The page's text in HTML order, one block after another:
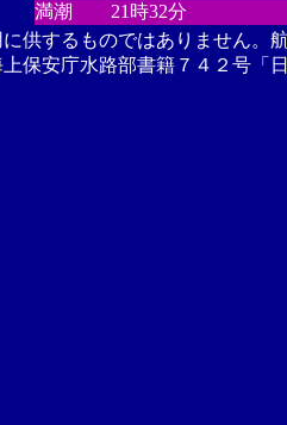
満潮
21時32分
供するものではありません。
保安庁水路部書籍７４２号「